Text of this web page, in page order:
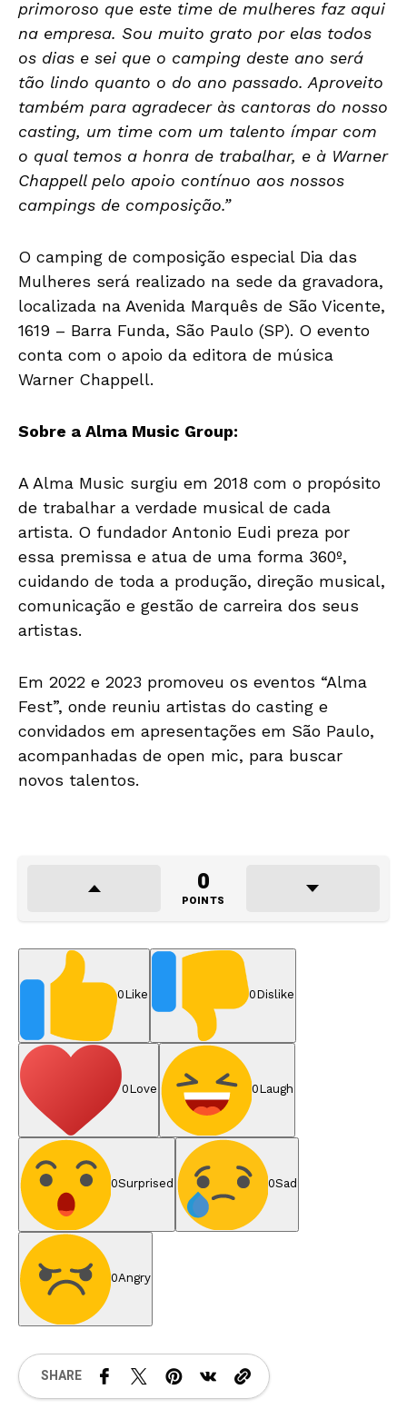
primoroso que este time de mulheres faz aqui
na empresa. Sou muito grato por elas todos
os dias e sei que o camping deste ano será
tão lindo quanto o do ano passado. Aproveito
também para agradecer às cantoras do nosso
casting, um time com um talento ímpar com
o qual temos a honra de trabalhar, e à Warner
Chappell pelo apoio contínuo aos nossos
campings de composição.”
O camping de composição especial Dia das
Mulheres será realizado na sede da gravadora,
localizada na Avenida Marquês de São Vicente,
1619 – Barra Funda, São Paulo (SP). O evento
conta com o apoio da editora de música
Warner Chappell.
Sobre a Alma Music Group:
A Alma Music surgiu em 2018 com o propósito
de trabalhar a verdade musical de cada
artista. O fundador Antonio Eudi preza por
essa premissa e atua de uma forma 360º,
cuidando de toda a produção, direção musical,
comunicação e gestão de carreira dos seus
artistas.
Em 2022 e 2023 promoveu os eventos “Alma
Fest”, onde reuniu artistas do casting e
convidados em apresentações em São Paulo,
acompanhadas de open mic, para buscar
novos talentos.
0
POINTS
0Like 0Dislike
0Love 0Laugh
0Surprised 0Sad
0Angry
SHARE